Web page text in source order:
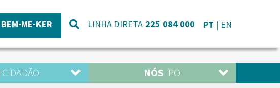
BEM-ME-KER LINHA DIRETA 225 084 000 PT EN
CIDADÃO NÓS IPO